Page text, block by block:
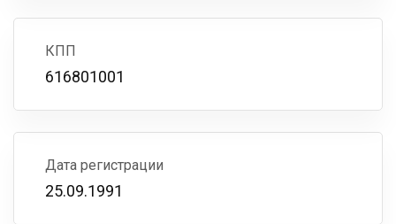
КПП
616801001
Дата регистрации
25.09.1991